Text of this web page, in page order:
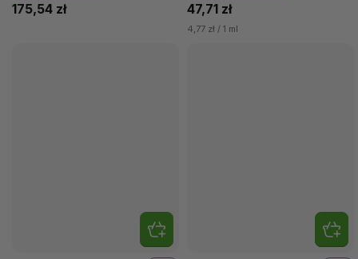
175,54 zł 47,71 zł
4,77 zł / 1 ml